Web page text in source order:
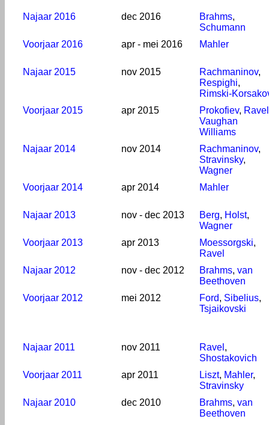
Najaar 2016 dec 2016 Brahms,
Schumann
Voorjaar 2016
apr - mei 2016 Mahler
Najaar 2015 nov 2015 Rachmaninov,
Respighi,
Rimski-
Voorjaar 2015
apr 2015 Prokofiev, Ravel
Vaughan
Williams
Najaar 2014
nov 2014 Rachmaninov,
Stravinsky,
Wagner
Voorjaar 2014
apr 2014 Mahler
Najaar 2013 nov - dec 2013 Berg, Holst,
Wagner
Voorjaar 2013
apr 2013 Moessorgski,
Ravel
Najaar 2012
nov - dec 2012 Brahms, van
Beethoven
Voorjaar 2012
mei 2012 Ford, Sibelius,
Tsjaikovski
Najaar 2011 nov 2011 Ravel ,
Shostakovich
Voorjaar 2011
apr 2011 Liszt, Mahler,
Stravinsky
Najaar 2010
dec 2010 Brahms, van
Beethoven